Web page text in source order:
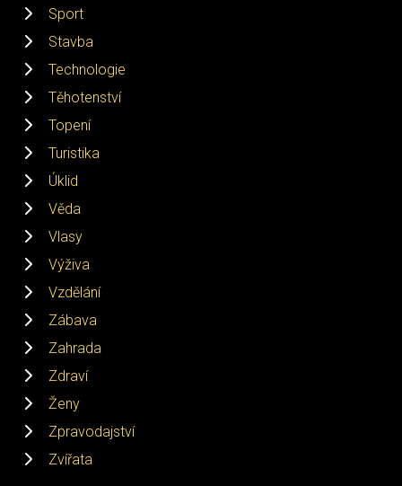
Sport
Stavba
Technologie
Těhotenství
Topení
Turistika
Úklid
Věda
Vlasy
Výživa
Vzdělání
Zábava
Zahrada
Zdraví
Ženy
Zpravodajství
Zvířata